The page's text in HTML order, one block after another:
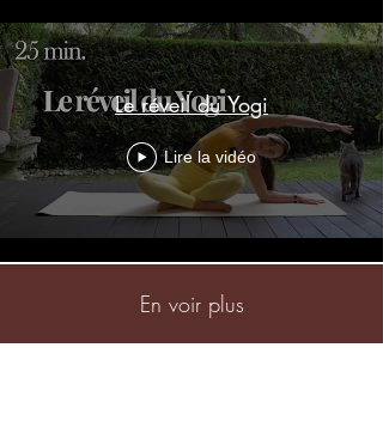
Le réveil du Yogi
Lire la vidéo
En voir plus